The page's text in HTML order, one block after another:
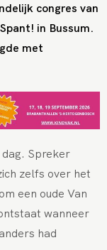
congres van
in Bussum.
met
Spreker
zelfs over het
een oude Van
wanneer
had